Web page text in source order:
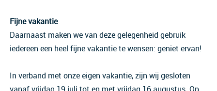
Fijne vakantie
Daarnaast maken we van deze gelegenheid gebruik
iedereen een heel fijne vakantie te wensen: geniet ervan!
In verband met onze eigen vakantie, zijn wij gesloten